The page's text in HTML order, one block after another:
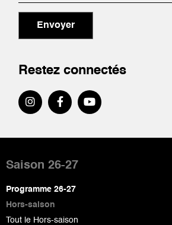
Envoyer
Restez connectés
de
page
Saison 26-27
Programme 26-27
Hors-saison
Tout le Hors-saison